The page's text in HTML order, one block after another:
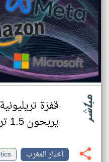
قفزة
يربحون 1.5 تريليون دولار في أسبوع
اخبار المغرب